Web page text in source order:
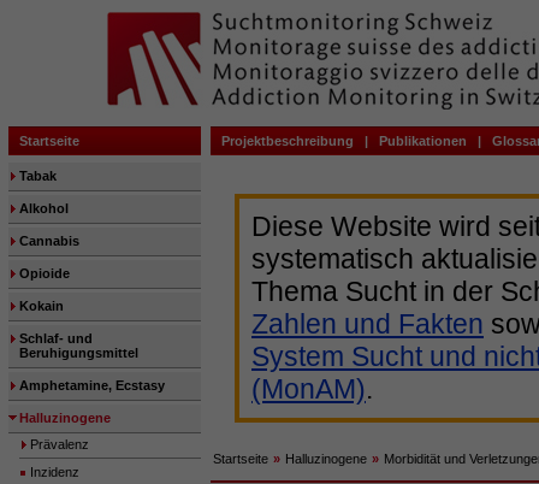
Startseite Projektbeschreibung | Publikationen |
Tabak
Alkohol
Cannabis
Opioide
Kokain
Schlaf- und
Beruhigungsmittel
Amphetamine, Ecstasy
Halluzinogene
Prävalenz
Inzidenz
Diese Website wird
systematisch
Thema Sucht in der
Zahlen und Fakten
System Sucht und
(MonAM).
Startseite » Halluzinogene » Morbidität und